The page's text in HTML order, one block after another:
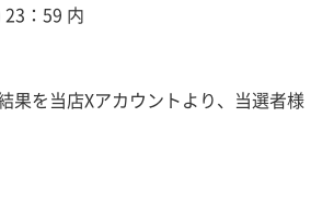
：59 内
果を当店Xアカウントより、当選者様